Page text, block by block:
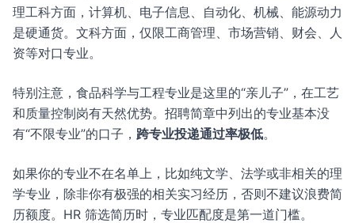
理工科方面，计算机、电子信息、自动化、机械、能源动力
是硬通货。文科方面，仅限工商管理、市场营销、财会、人
资等对口专业。
特别注意，食品科学与工程专业是这里的“亲儿子”，在工艺
和质量控制岗有天然优势。招聘简章中列出的专业基本没
有“不限专业”的口子， 跨专业投递通过率极低。
如果你的专业不在名单上，比如纯文学、法学或非相关的理
学专业，除非你有极强的相关实习经历，否则不建议浪费简
历额度。HR 筛选简历时，专业匹配度是第一道门槛。